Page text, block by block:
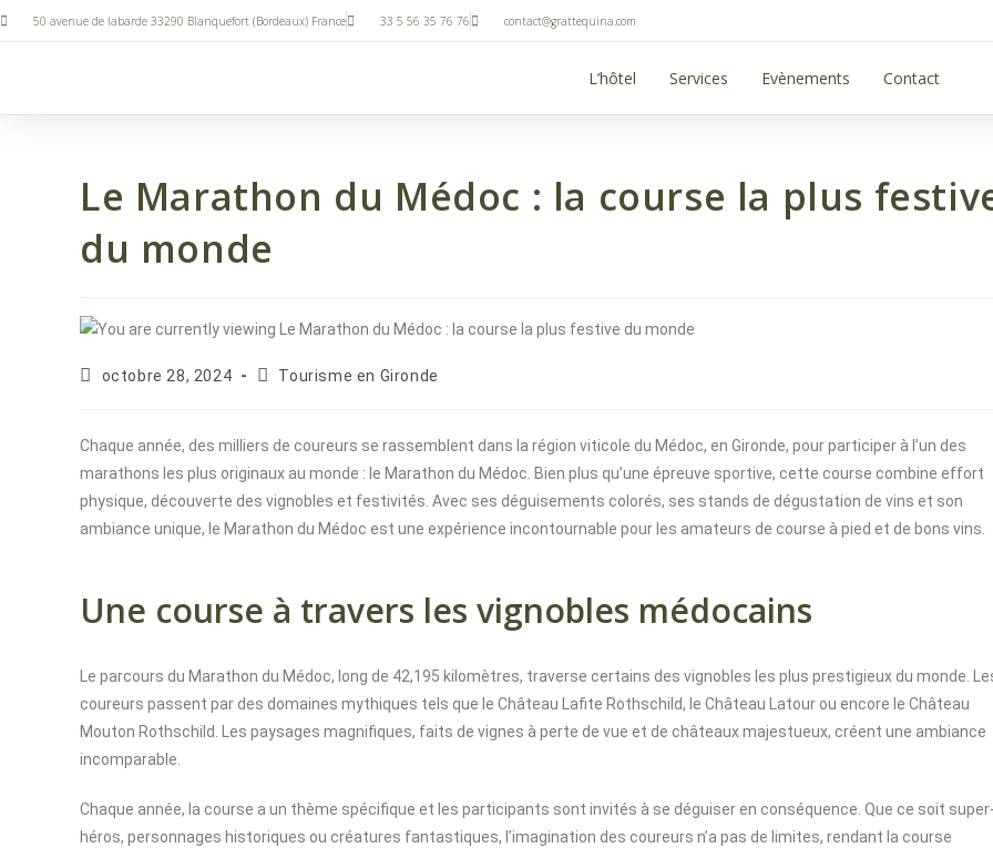
50 avenue de labarde 33290 Blanquefort (Bordeaux) France 33 5 56 35 76 76 contact@grattequina.com
L’hôtel Services Evènements Contact
Le Marathon du Médoc : la course la plus
du monde
octobre 28, 2024 Tourisme en Gironde
Chaque année, des milliers de coureurs se rassemblent dans la région viticole du Médoc, en Gironde, pour participer à l’un des
marathons les plus originaux au monde : le Marathon du Médoc. Bien plus qu’une épreuve sportive, cette course combine effort
physique, découverte des vignobles et festivités. Avec ses déguisements colorés, ses stands de dégustation de vins et son
ambiance unique, le Marathon du Médoc est une expérience incontournable pour les amateurs de course à pied et de bons vins.
Une course à travers les vignobles médocains
Le parcours du Marathon du Médoc, long de 42,195 kilomètres, traverse certains des vignobles les plus prestigieux du monde.
coureurs passent par des domaines mythiques tels que le Château Lafite Rothschild, le Château Latour ou encore le Château
Mouton Rothschild. Les paysages magnifiques, faits de vignes à perte de vue et de châteaux majestueux, créent une ambiance
incomparable.
Chaque année, la course a un thème spécifique et les participants sont invités à se déguiser en conséquence. Que ce soit
héros, personnages historiques ou créatures fantastiques, l’imagination des coureurs n’a pas de limites, rendant la course